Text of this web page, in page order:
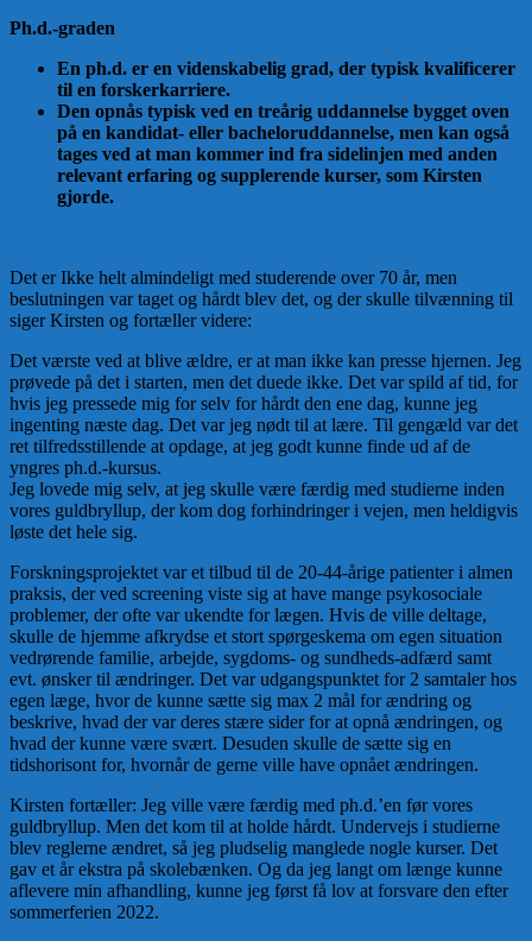
Ph.d.-graden
En ph.d. er en videnskabelig grad, der typisk kvalificerer
til en forskerkarriere.
Den opnås typisk ved en treårig uddannelse bygget oven
på en kandidat- eller bacheloruddannelse, men kan også
tages ved at man kommer ind fra sidelinjen med anden
relevant erfaring og supplerende kurser, som Kirsten
gjorde.
Det er Ikke helt almindeligt med studerende over 70 år, men
beslutningen var taget og hårdt blev det, og der skulle tilvænning til
siger Kirsten og fortæller videre:
Det værste ved at blive ældre, er at man ikke kan presse hjernen. Jeg
prøvede på det i starten, men det duede ikke. Det var spild af tid, for
hvis jeg pressede mig for selv for hårdt den ene dag, kunne jeg
ingenting næste dag. Det var jeg nødt til at lære. Til gengæld var det
ret tilfredsstillende at opdage, at jeg godt kunne finde ud af de
yngres ph.d.-kursus.
Jeg lovede mig selv, at jeg skulle være færdig med studierne inden
vores guldbryllup, der kom dog forhindringer i vejen, men heldigvis
løste det hele sig.
Forskningsprojektet var et tilbud til de 20-44-årige patienter i almen
praksis, der ved screening viste sig at have mange psykosociale
problemer, der ofte var ukendte for lægen. Hvis de ville deltage,
skulle de hjemme afkrydse et stort spørgeskema om egen situation
vedrørende familie, arbejde, sygdoms- og sundheds-adfærd samt
evt. ønsker til ændringer. Det var udgangspunktet for 2 samtaler hos
egen læge, hvor de kunne sætte sig max 2 mål for ændring og
beskrive, hvad der var deres stære sider for at opnå ændringen, og
hvad der kunne være svært. Desuden skulle de sætte sig en
tidshorisont for, hvornår de gerne ville have opnået ændringen.
Kirsten fortæller: Jeg ville være færdig med ph.d.’en før vores
guldbryllup. Men det kom til at holde hårdt. Undervejs i studierne
blev reglerne ændret, så jeg pludselig manglede nogle kurser. Det
gav et år ekstra på skolebænken. Og da jeg langt om længe kunne
aflevere min afhandling, kunne jeg først få lov at forsvare den efter
sommerferien 2022.